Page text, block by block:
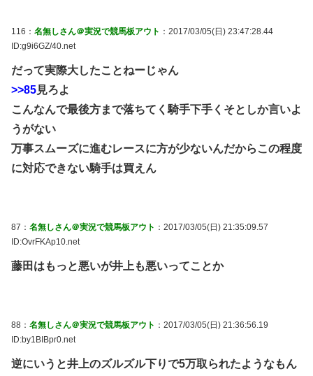
116： 名無しさん＠実況で競馬板アウト ：2017/03/05(日) 23:47:28.44
ID:g9i6GZ/40.net
だって実際大したことねーじゃん
>>85見ろよ
こんなんで最後方まで落ちてく騎手下手くそとしか言いよ
うがない
万事スムーズに進むレースに方が少ないんだからこの程度
に対応できない騎手は買えん
87： 名無しさん＠実況で競馬板アウト ：2017/03/05(日) 21:35:09.57
ID:OvrFKAp10.net
藤田はもっと悪いが井上も悪いってことか
88： 名無しさん＠実況で競馬板アウト ：2017/03/05(日) 21:36:56.19
ID:by1BIBpr0.net
逆にいうと井上のズルズル下りで5万取られたようなもん